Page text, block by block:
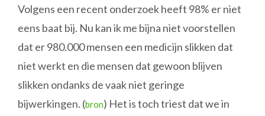
Volgens een recent onderzoek heeft 98% er niet
eens baat bij. Nu kan ik me bijna niet voorstellen
dat er 980.000 mensen een medicijn slikken dat
niet werkt en die mensen dat gewoon blijven
slikken ondanks de vaak niet geringe
bijwerkingen. (bron) Het is toch triest dat we in